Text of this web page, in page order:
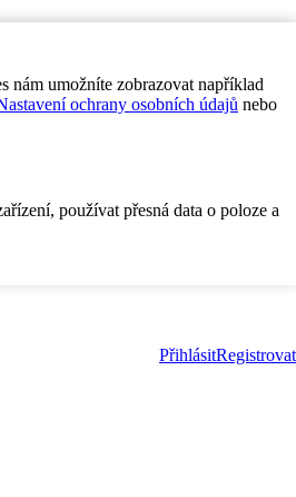
nám umožníte zobrazovat například
ochrany osobních údajů nebo
používat přesná data o poloze a
PřihlásitRegistrovat